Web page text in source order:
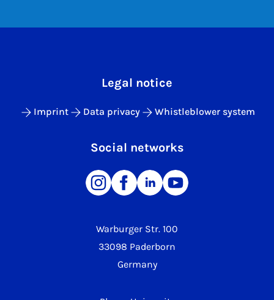
Warburger Str. 100
33098 Paderborn
Germany
Legal notice
Imprint Data privacy Whistleblower system
Social networks